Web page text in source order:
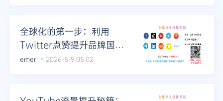
全球化的第一步：利用
Twitter点赞提升品牌国际
形象
emer 2026-8-9 05:02